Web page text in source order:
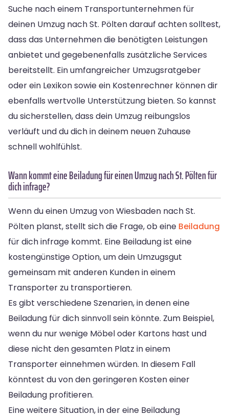
Suche nach einem Transportunternehmen für
deinen Umzug nach St. Pölten darauf achten solltest,
dass das Unternehmen die benötigten Leistungen
anbietet und gegebenenfalls zusätzliche Services
bereitstellt. Ein umfangreicher Umzugsratgeber
oder ein Lexikon sowie ein Kostenrechner können dir
ebenfalls wertvolle Unterstützung bieten. So kannst
du sicherstellen, dass dein Umzug reibungslos
verläuft und du dich in deinem neuen Zuhause
schnell wohlfühlst.
Wann kommt eine Beiladung für einen Umzug nach St. Pölten für
dich infrage?
Wenn du einen Umzug von Wiesbaden nach St.
Pölten planst, stellt sich die Frage, ob eine Beiladung
für dich infrage kommt. Eine Beiladung ist eine
kostengünstige Option, um dein Umzugsgut
gemeinsam mit anderen Kunden in einem
Transporter zu transportieren.
Es gibt verschiedene Szenarien, in denen eine
Beiladung für dich sinnvoll sein könnte. Zum Beispiel,
wenn du nur wenige Möbel oder Kartons hast und
diese nicht den gesamten Platz in einem
Transporter einnehmen würden. In diesem Fall
könntest du von den geringeren Kosten einer
Beiladung profitieren.
Eine weitere Situation, in der eine Beiladung